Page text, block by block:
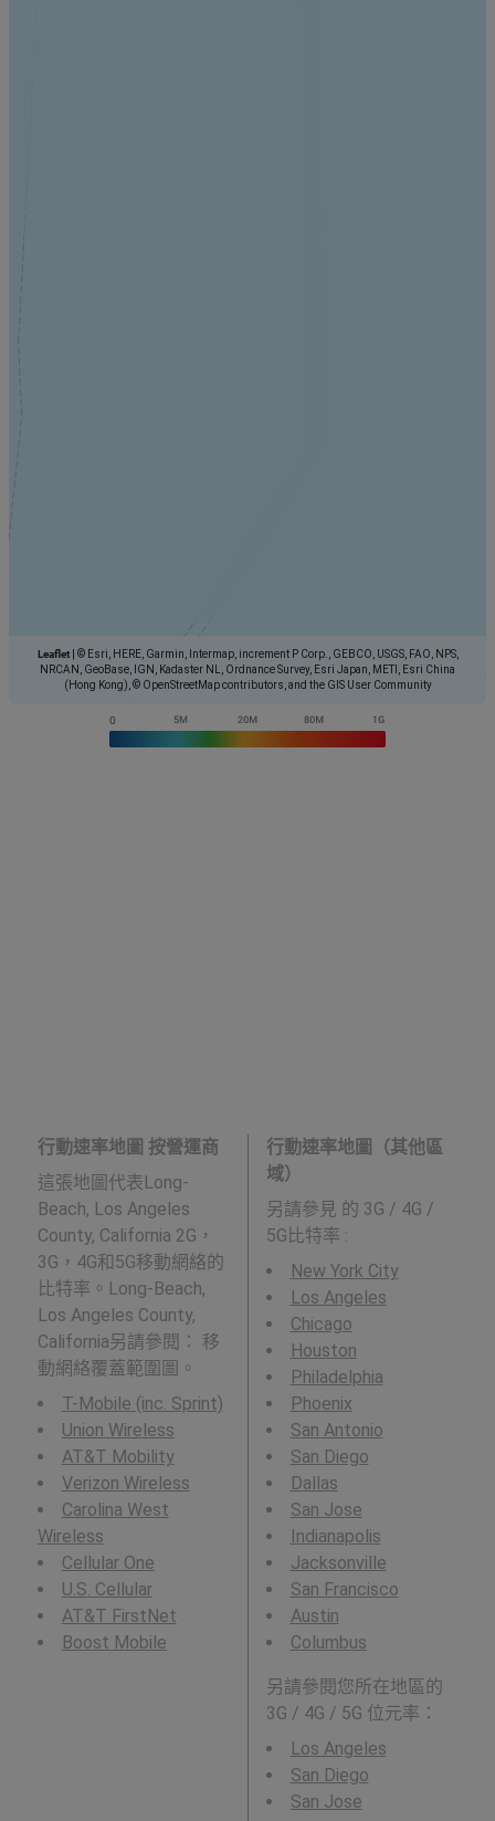
Leaflet
© Esri, HERE, Garmin, Intermap, increment P Corp., GEBCO, USGS, FAO, NPS,
NRCAN, GeoBase, IGN, Kadaster NL, Ordnance Survey, Esri Japan, METI, Esri China
(Hong Kong), © OpenStreetMap contributors, and the GIS User Community
行動速率地圖 按營運商
這張地圖代表Long-
Beach, Los Angeles
County, California 2G，
3G，4G和5G移動網絡的
比特率。Long-Beach,
Los Angeles County,
California另請參閱： 移
動網絡覆蓋範圍圖。
T-Mobile (inc. Sprint)
Union Wireless
AT&T Mobility
Verizon Wireless
Carolina West
Wireless
Cellular One
U.S. Cellular
AT&T FirstNet
Boost Mobile
行動速率地圖（其他區
域）
另請參見 的 3G / 4G /
5G比特率 :
New York City
Los Angeles
Chicago
Houston
Philadelphia
Phoenix
San Antonio
San Diego
Dallas
San Jose
Indianapolis
Jacksonville
San Francisco
Austin
Columbus
另請參閱您所在地區的
3G / 4G / 5G 位元率：
Los Angeles
San Diego
San Jose